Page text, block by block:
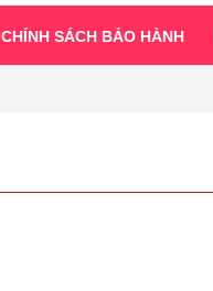
CHÍNH SÁCH BẢO HÀNH